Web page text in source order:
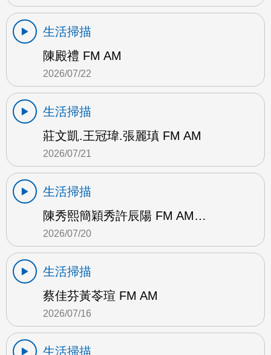
生活掃描
陳殿禮 FM AM
2026/07/22
生活掃描
莊文凱.王冠瑋.張麗瑱 FM AM
2026/07/21
生活掃描
陳秀熙簡穎秀許辰陽 FM AM…
2026/07/20
生活掃描
蔡佳芬黃苓瑄 FM AM
2026/07/16
生活掃描